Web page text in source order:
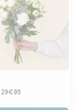
29€95